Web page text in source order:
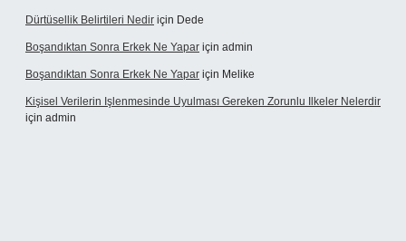
Dürtüsellik Belirtileri Nedir için Dede
Boşandıktan Sonra Erkek Ne Yapar için admin
Boşandıktan Sonra Erkek Ne Yapar için Melike
Kişisel Verilerin Işlenmesinde Uyulması Gereken Zorunlu Ilkeler Nelerdir
için admin